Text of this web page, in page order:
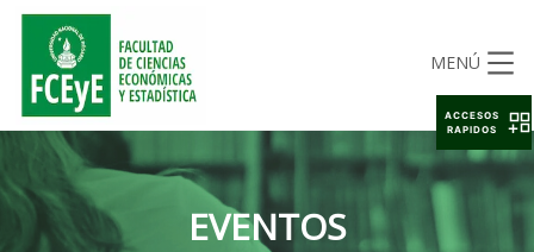
MENÚ
EVENTOS
ACCESOS
RAPIDOS